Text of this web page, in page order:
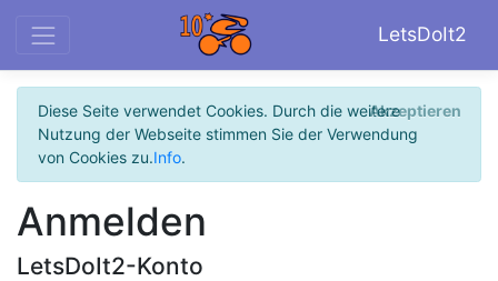
LetsDoIt2
Diese Seite verwendet Cookies. Durch die weitere
Nutzung der Webseite stimmen Sie der Verwendung
von Cookies zu.Info.
Akzeptieren
Anmelden
LetsDoIt2-Konto